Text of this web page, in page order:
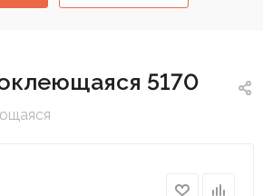
5170